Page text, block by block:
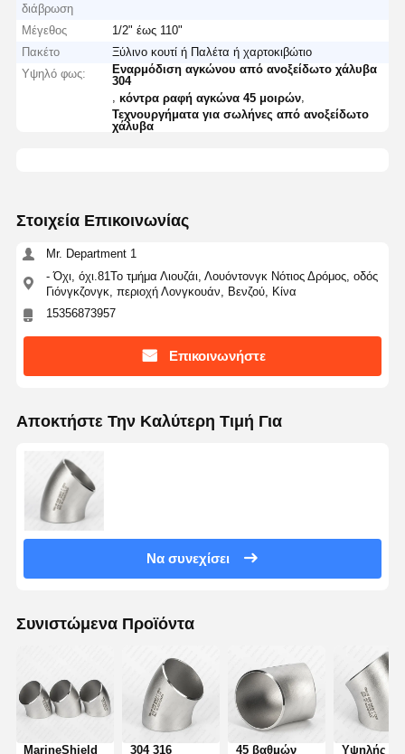
Αρχική
Σελίδα
Προϊόντα Βίντεο
Σχετικά Με
Εμάς
διάβρωση
Μέγεθος
1/2" έως 110"
Πακέτο
Ξύλινο κουτί ή Παλέτα ή χαρτοκιβώτιο
Υψηλό φως:
Εναρμόδιση αγκώνου από ανοξείδωτο χάλυβα
304
κόντρα ραφή αγκώνα 45 μοιρών
Τεχνουργήματα για σωλήνες από ανοξείδωτο
χάλυβα
Στοιχεία Επικοινωνίας
Mr. Department 1
- Όχι, όχι.81Το τμήμα Λιουζάι, Λουόντονγκ Νότιος Δρόμος, οδός
Γιόνγκζονγκ, περιοχή Λονγκουάν, Βενζού, Κίνα
15356873957
Επικοινωνήστε
Αποκτήστε Την Καλύτερη Τιμή Για
Να συνεχίσει
Συνιστώμενα Προϊόντα
MarineShield 304 316 45 βαθμών Υψηλής